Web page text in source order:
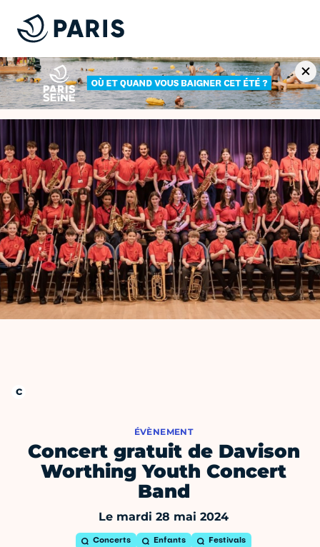
ÉVÈNEMENT
Concert gratuit de Davison
Worthing Youth Concert
Band
Le mardi 28 mai 2024
Concerts Enfants Festivals